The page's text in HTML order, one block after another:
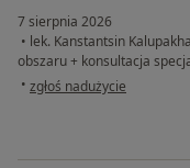
7 sierpnia 2026
• lek. Kanstantsin Kalupakha
obszaru + konsultacja
• w opinii użytkownika
zgłoś nadużycie